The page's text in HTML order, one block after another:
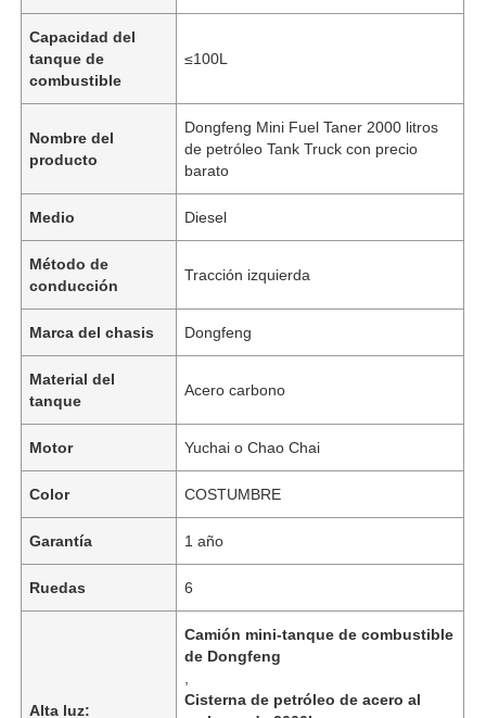
Inicio
Productos
Sobre nosotros
Visita a la fábrica
Control de Calidad
Contacto
noticias
Todos los casos
Solicitar una cotización
Semiremolque de tanque
Capacidad del
tanque de
combustible
≤100L
Nombre del
producto
Dongfeng Mini Fuel Taner 2000 litros
de petróleo Tank Truck con precio
barato
Medio Diesel
Método de
conducción
Tracción izquierda
Marca del chasis Dongfeng
Material del
tanque
Acero carbono
Motor Yuchai o Chao Chai
Color COSTUMBRE
Garantía 1 año
Ruedas 6
Alta luz:
Camión mini-tanque de combustible
de Dongfeng
Cisterna de petróleo de acero al